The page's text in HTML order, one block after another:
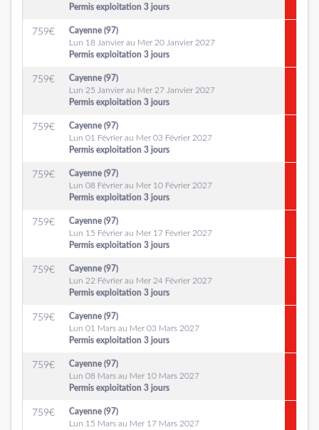
Permis exploitation 3 jours
759€
Cayenne (97)
Lun 18 Janvier au Mer 20 Janvier 2027
Permis exploitation 3 jours
759€
Cayenne (97)
Lun 25 Janvier au Mer 27 Janvier 2027
Permis exploitation 3 jours
759€
Cayenne (97)
Lun 01 Février au Mer 03 Février 2027
Permis exploitation 3 jours
759€
Cayenne (97)
Lun 08 Février au Mer 10 Février 2027
Permis exploitation 3 jours
759€
Cayenne (97)
Lun 15 Février au Mer 17 Février 2027
Permis exploitation 3 jours
759€
Cayenne (97)
Lun 22 Février au Mer 24 Février 2027
Permis exploitation 3 jours
759€
Cayenne (97)
Lun 01 Mars au Mer 03 Mars 2027
Permis exploitation 3 jours
759€
Cayenne (97)
Lun 08 Mars au Mer 10 Mars 2027
Permis exploitation 3 jours
759€
Cayenne (97)
Lun 15 Mars au Mer 17 Mars 2027